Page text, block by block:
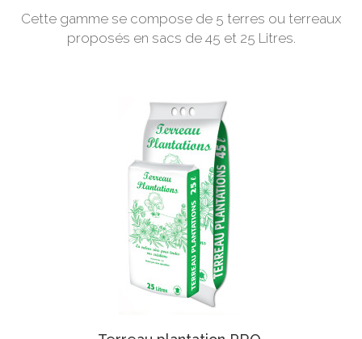
Cette gamme se compose de 5 terres ou terreaux
proposés en sacs de 45 et 25 Litres.